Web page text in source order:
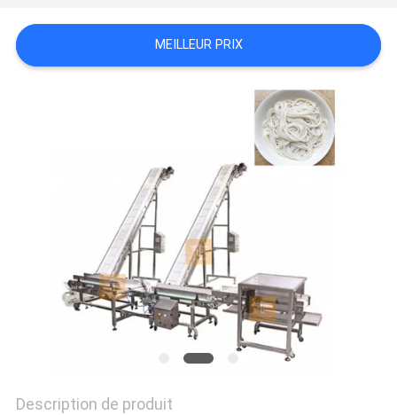
CAS
POLITIQUE
CONFIDENTIALITÉ
MEILLEUR PRIX
Description de produit